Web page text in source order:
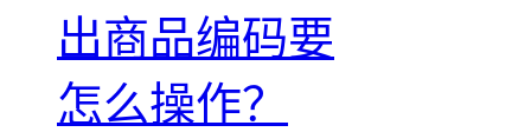
出商品编码要
怎么操作？